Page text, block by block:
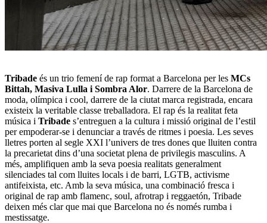
Tribade és un trio femení de rap format a Barcelona per les MCs
Bittah, Masiva Lulla i Sombra Alor. Darrere de la Barcelona de
moda, olímpica i cool, darrere de la ciutat marca registrada, encara
existeix la veritable classe treballadora. El rap és la realitat feta
música i Tribade s’entreguen a la cultura i missió original de l’estil
per empoderar-se i denunciar a través de ritmes i poesia. Les seves
lletres porten al segle XXI l’univers de tres dones que lluiten contra
la precarietat dins d’una societat plena de privilegis masculins. A
més, amplifiquen amb la seva poesia realitats generalment
silenciades tal com lluites locals i de barri, LGTB, activisme
antifeixista, etc. Amb la seva música, una combinació fresca i
original de rap amb flamenc, soul, afrotrap i reggaetón, Tribade
deixen més clar que mai que Barcelona no és només rumba i
mestissatge.